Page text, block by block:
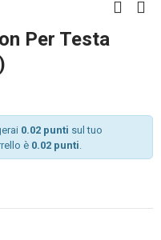
Per Testa
0.02 punti sul tuo
è 0.02 punti